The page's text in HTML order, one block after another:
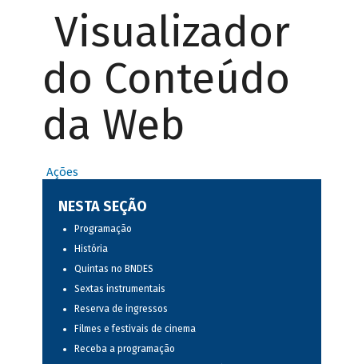
Visualizador
do Conteúdo
da Web
Ações
NESTA SEÇÃO
Programação
História
Quintas no BNDES
Sextas instrumentais
Reserva de ingressos
Filmes e festivais de cinema
Receba a programação